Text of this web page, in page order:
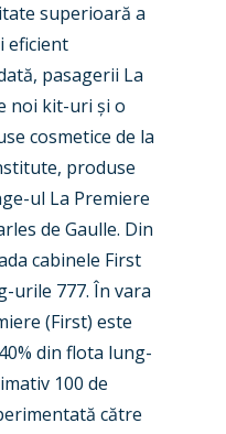
superioară a
eficient
pasagerii La
noi kit-uri și o
cosmetice de la
produse
ul La Premiere
de Gaulle. Din
cabinele First
urile 777. În vara
(First) este
din flota lung-
100 de
către
New Routes
Industry
Accidents / Incidents
Airshows
Paris 2025
Farnborough 2024
Paris 2023
Farnborough 2022
Business Jets
Military
Trip Reports
Marketplace
Jobs